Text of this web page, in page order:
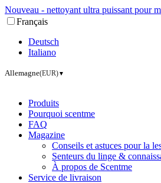
Nouveau - nettoyant ultra puissant pour
Français
Deutsch
Italiano
Allemagne(EUR)▼
Produits
Pourquoi scentme
FAQ
Magazine
Conseils et astuces pour la
Senteurs du linge &
À propos de Scentme
Service de livraison